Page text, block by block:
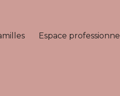
Espace professionnel